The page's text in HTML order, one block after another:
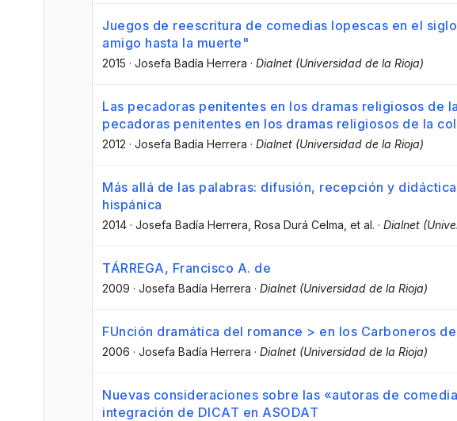
Juegos de reescritura de comedias lopescas en el
amigo hasta la muerte"
2015 · Josefa Badía Herrera · Dialnet (Universidad de la Rioja)
Las pecadoras penitentes en los dramas religiosos de
pecadoras penitentes en los dramas religiosos de la
2012 · Josefa Badía Herrera · Dialnet (Universidad de la Rioja)
Más allá de las palabras: difusión, recepción y
hispánica
2014 · Josefa Badía Herrera , Rosa Durá Celma , et al. · Dialnet
TÁRREGA, Francisco A. de
2009 · Josefa Badía Herrera · Dialnet (Universidad de la Rioja)
FUnción dramática del romance > en los Carboneros
2006 · Josefa Badía Herrera · Dialnet (Universidad de la Rioja)
Nuevas consideraciones sobre las «autoras de
integración de DICAT en ASODAT